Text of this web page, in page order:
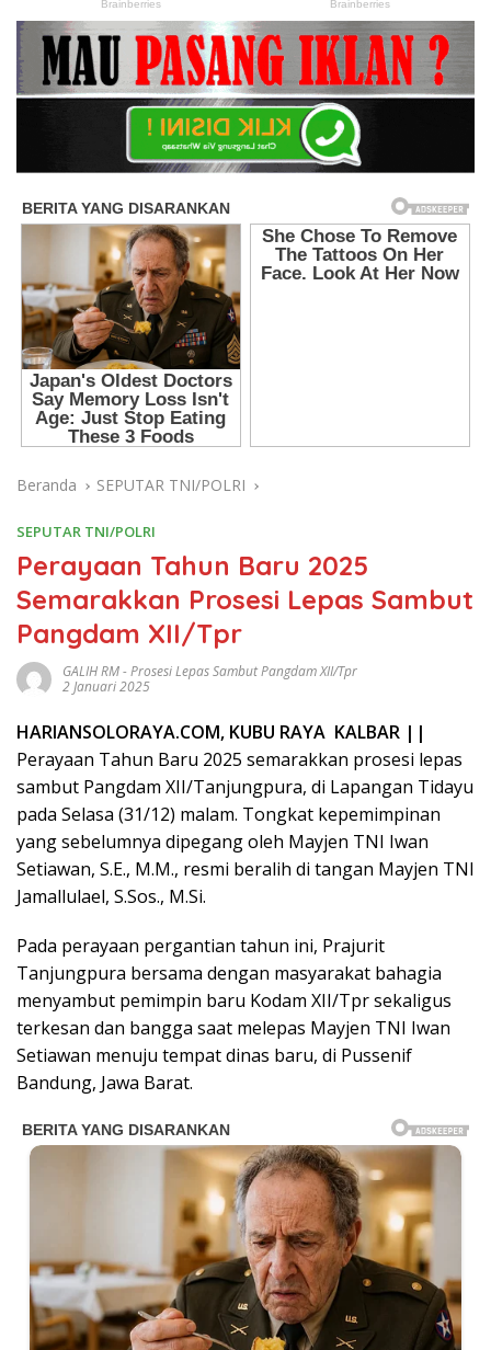
Beranda SEPUTAR TNI/POLRI
SEPUTAR TNI/POLRI
Perayaan Tahun Baru 2025
Semarakkan Prosesi Lepas Sambut
Pangdam XII/Tpr
GALIH RM-Prosesi Lepas Sambut Pangdam XII/Tpr
2 Januari 2025
HARIANSOLORAYA.COM, KUBU RAYA KALBAR ||
Perayaan Tahun Baru 2025 semarakkan prosesi lepas
sambut Pangdam XII/Tanjungpura, di Lapangan Tidayu
pada Selasa (31/12) malam. Tongkat kepemimpinan
yang sebelumnya dipegang oleh Mayjen TNI Iwan
Setiawan, S.E., M.M., resmi beralih di tangan Mayjen TNI
Jamallulael, S.Sos., M.Si.
Pada perayaan pergantian tahun ini, Prajurit
Tanjungpura bersama dengan masyarakat bahagia
menyambut pemimpin baru Kodam XII/Tpr sekaligus
terkesan dan bangga saat melepas Mayjen TNI Iwan
Setiawan menuju tempat dinas baru, di Pussenif
Bandung, Jawa Barat.